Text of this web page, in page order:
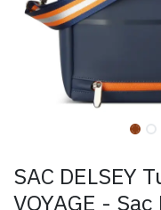
SAC DELSEY
VOYAGE -